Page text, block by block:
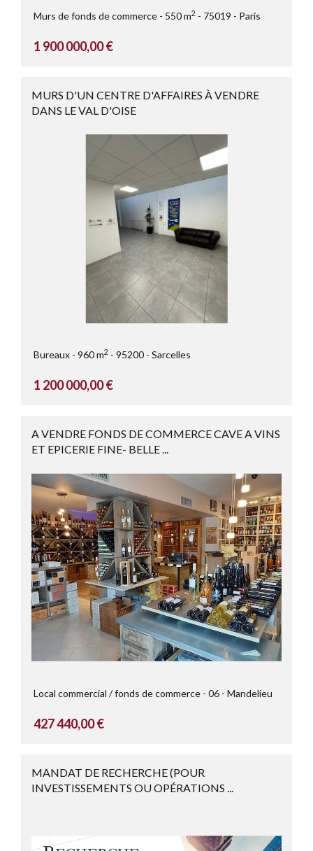
Murs de fonds de commerce 550 m2 75019 Paris
1 900 000,00 €
MURS D'UN CENTRE D'AFFAIRES À VENDRE
DANS LE VAL D'OISE
Bureaux 960 m2 95200 Sarcelles
1 200 000,00 €
A VENDRE FONDS DE COMMERCE CAVE A VINS
ET EPICERIE FINE- BELLE ...
Local commercial / fonds de commerce 06 Mandelieu
427 440,00 €
MANDAT DE RECHERCHE (POUR
INVESTISSEMENTS OU OPÉRATIONS ...